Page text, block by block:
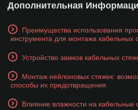
Дополнительная
Преимущества использования
инструмента для монтажа кабельных
Устройство замков кабельных
Монтаж нейлоновых стяжек:
способы их предотвращения
Влияние влажности на кабельные